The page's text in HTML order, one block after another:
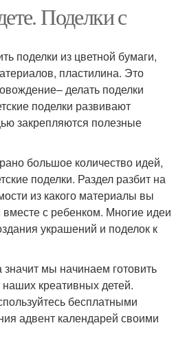
Поделки с
поделки из цветной бумаги,
пластилина. Это
делать поделки
поделки развивают
закрепляются полезные
большое количество идей,
поделки. Раздел разбит на
из какого материалы вы
вместе с ребенком. Многие идеи
украшений и поделок к
мы начинаем готовить
креативных детей.
бесплатными
адвент календарей своими